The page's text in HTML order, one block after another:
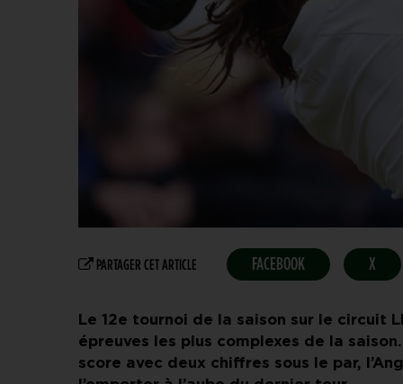
PARTAGER CET ARTICLE FACEBOOK X
Le 12e tournoi de la saison sur le circuit
épreuves les plus complexes de la
score avec deux chiffres sous le par,